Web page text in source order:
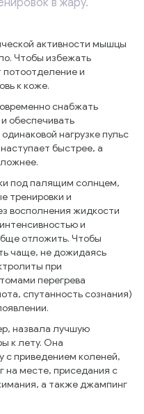
в жару.
активности мышцы
Чтобы избежать
потоотделение и
к коже.
снабжать
обеспечивать
нагрузке пульс
быстрее, а
под палящим солнцем,
тренировки и
восполнения жидкости
и
отложить. Чтобы
чаще, не дожидаясь
при
перегрева
спутанность сознания)
назвала лучшую
к лету. Она
с приведением коленей,
на месте, приседания с
а также джампинг